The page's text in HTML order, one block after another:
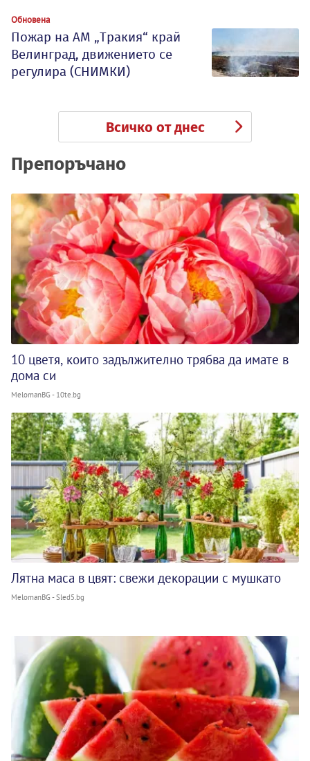
Обновена
Пожар на АМ „Тракия“ край
Велинград, движението се
регулира (СНИМКИ)
Всичко от днес
Препоръчано
10 цветя, които задължително трябва да имате в
дома си
MelomanBG - 10te.bg
Лятна маса в цвят: свежи декорации с мушкато
MelomanBG - Sled5.bg